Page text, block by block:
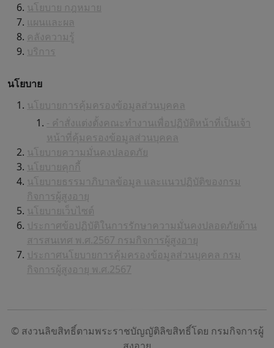
นโยบาย กฎหมาย
แผนและผล
คลังความรู้
บริการ
นโยบาย
นโยบายการคุ้มครองข้อมูลส่วนบุคคล
- คำสั่งแต่งตั้งคณะทำงานเพื่อปฏิบัติหน้าที่เป็นเจ้า
หน้าที่คุ้มครองข้อมูลส่วนบุคคล
นโยบายความมั่นคงปลอดภัย
นโยบายคุกกี้
นโยบายธรรมาภิบาลข้อมูล และแนวปฏิบัติของกรม
กิจการผู้สูงอายุ
นโยบายเว็บไซต์
ประกาศข้อปฏิบัติในการรักษาความมั่นคงปลอดภัยด้าน
สารสนเทศ พ.ศ.2567 กรมกิจการผู้สูงอายุ
ประกาศนโยบายการคุ้มครองข้อมูลส่วนบุคคล กรม
กิจการผู้สูงอายุ พ.ศ.2567
© สงวนลิขสิทธิ์ตามพระราชบัญญัติลิขสิทธิ์โดย กรมกิจการผู้